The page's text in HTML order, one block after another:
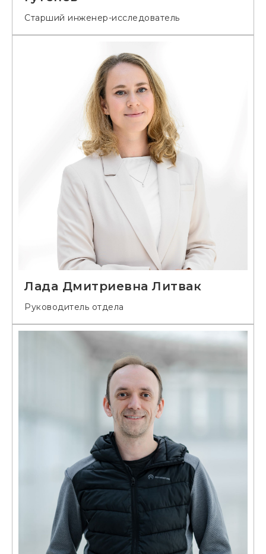
Старший инженер-исследователь
Лада Дмитриевна Литвак
Руководитель отдела